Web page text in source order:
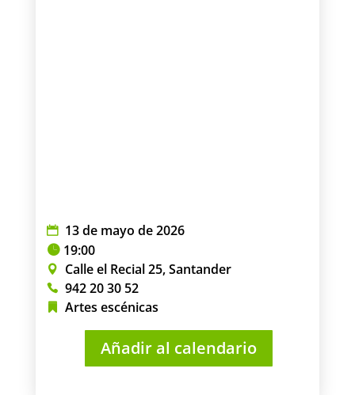
13 de mayo de 2026
19:00
Calle el Recial 25, Santander
942 20 30 52
Artes escénicas
Añadir al calendario